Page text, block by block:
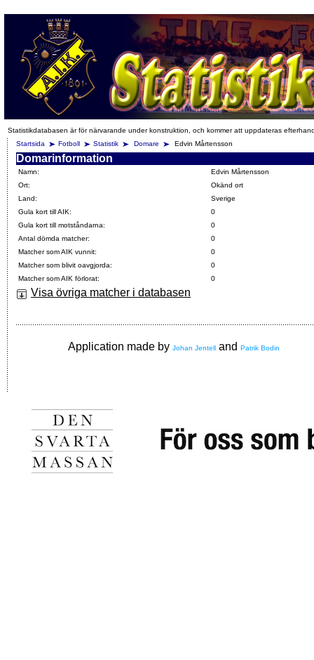
Statistikdatabasen är för närvarande under konstruktion, och kommer att uppdateras
Startsida
Fotboll Statistik Domare Edvin Mårtensson
Domarinformation
Namn:
Edvin Mårtensson
Ort:
Okänd ort
Land:
Sverige
Gula kort till AIK:
0
Gula kort till motståndarna:
0
Antal dömda matcher:
0
Matcher som AIK vunnit:
0
Matcher som blivit oavgjorda:
0
Matcher som AIK förlorat:
0
Visa övriga matcher i databasen
Application made by Johan Jentell and Patrik Bodin